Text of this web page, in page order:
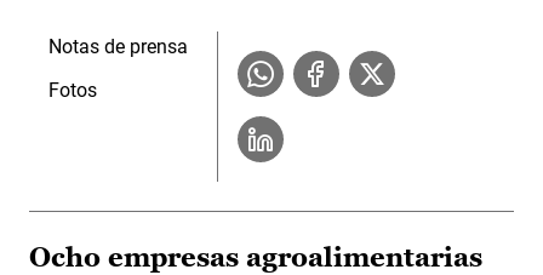
Notas de prensa
Fotos
Ocho empresas agroalimentarias